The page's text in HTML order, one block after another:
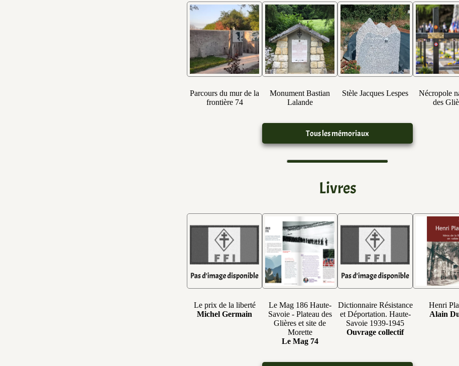
Parcours du mur de la
frontière 74
Monument Bastian
Lalande
Stèle Jacques Lespes
Nécropole
des
Tous les mémoriaux
Livres
Le prix de la liberté
Michel Germain
Le Mag 186 Haute-
Savoie - Plateau des
Glières et site de
Morette
Le Mag 74
Dictionnaire Résistance
et Déportation. Haute-
Savoie 1939-1945
Ouvrage collectif
Henri
Alain